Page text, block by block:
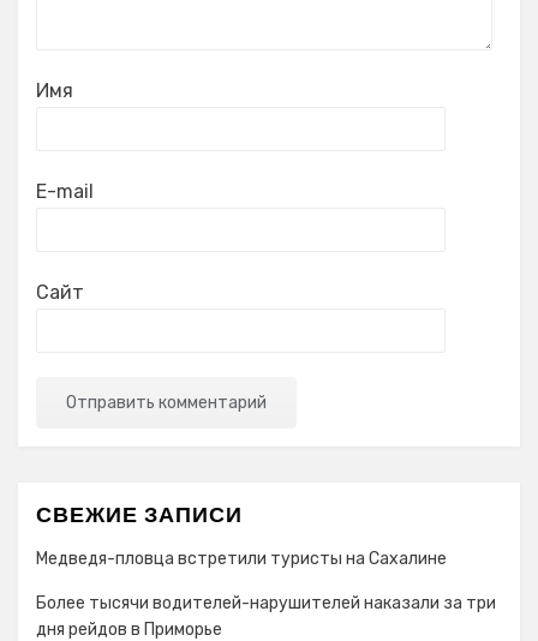
Имя
E-mail
Сайт
СВЕЖИЕ ЗАПИСИ
Медведя-пловца встретили туристы на Сахалине
Более тысячи водителей-нарушителей наказали за три
дня рейдов в Приморье